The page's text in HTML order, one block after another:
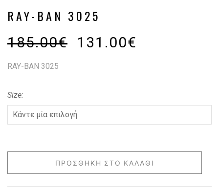
RAY-BAN 3025
185.00€ 131.00€
RAY-BAN 3025
Size
ΠΡΟΣΘΉΚΗ ΣΤΟ ΚΑΛΆΘΙ